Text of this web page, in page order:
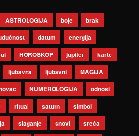
ASTROLOGIJA boje
brak
datum
energija
HOROSKOP jupiter
karte
ljubavna ljubavni
MAGIJA
NUMEROLOGIJA
odnosi
ritual saturn
simbol
slaganje snovi sreća